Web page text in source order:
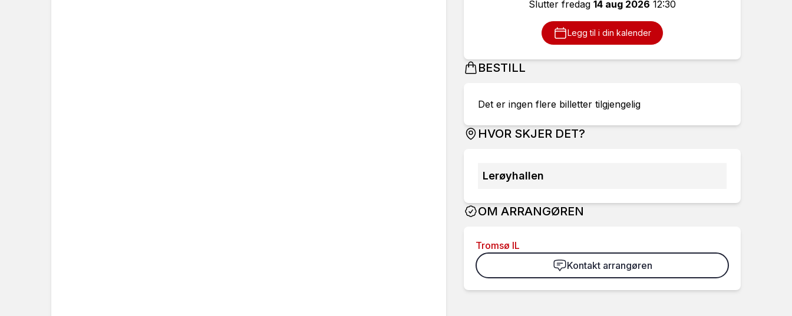
Slutter fredag 14 aug 2026 12:30
Legg til i din kalender
BESTILL
Det er ingen flere billetter tilgjengelig
HVOR SKJER DET?
Lerøyhallen
OM ARRANGØREN
Tromsø IL
Kontakt arrangøren